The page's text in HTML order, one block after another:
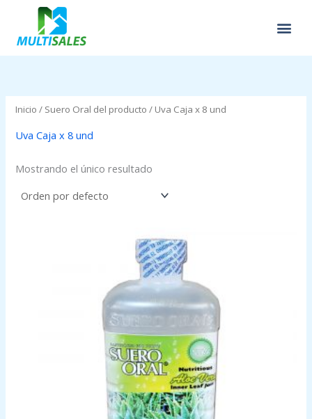
contenido
Inicio / Suero Oral del producto / Uva Caja x 8 und
Uva Caja x 8 und
Mostrando el único resultado